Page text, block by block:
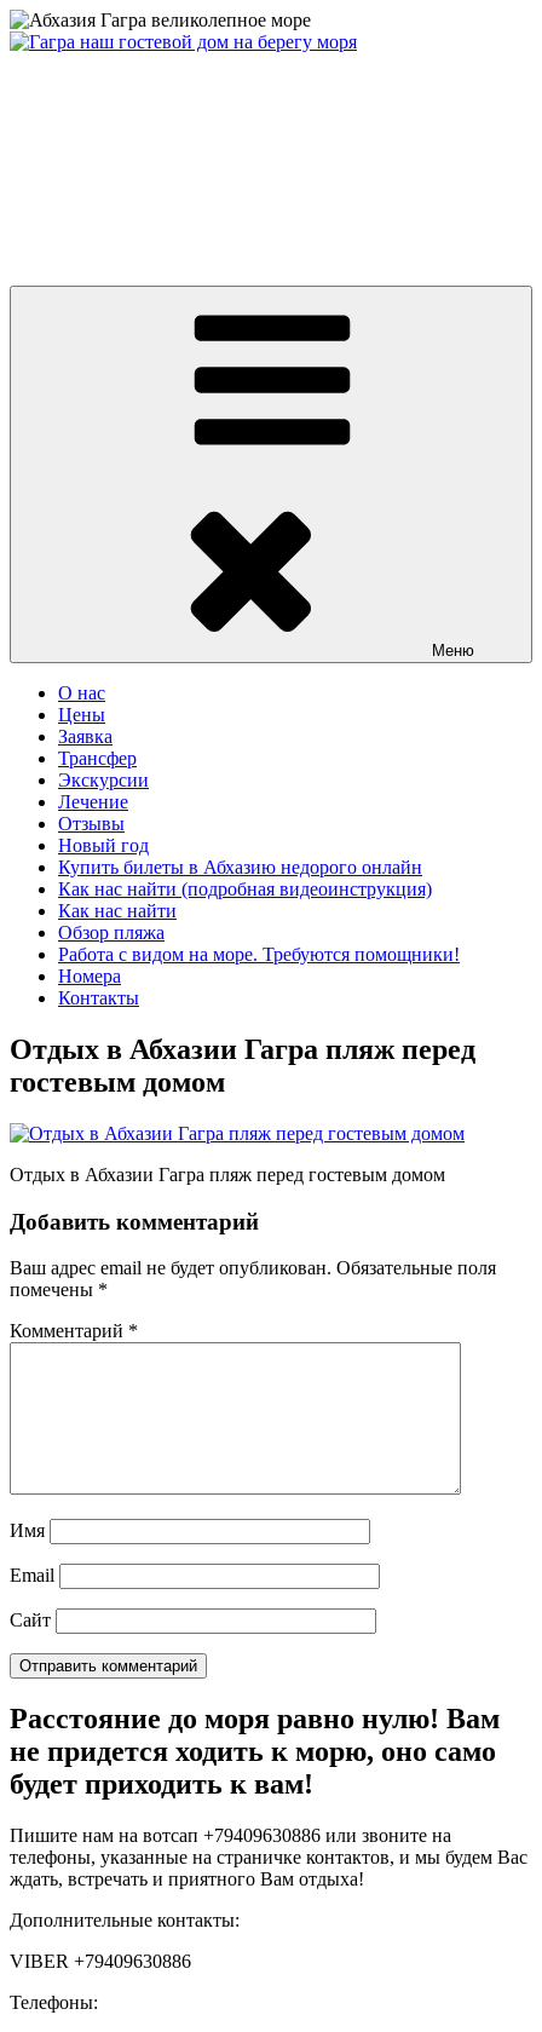
Перейти
к
Меню
О нас
Цены
Заявка
Трансфер
Экскурсии
Лечение
Отзывы
Новый год
Купить билеты в Абхазию недорого онлайн
Как нас найти (подробная видеоинструкция)
Как нас найти
Обзор пляжа
Работа с видом на море. Требуются помощники!
Номера
Контакты
Отдых в Абхазии Гагра пляж перед
гостевым домом
Отдых в Абхазии Гагра пляж перед гостевым домом
Добавить комментарий
Ваш адрес email не будет опубликован. Обязательные поля
помечены *
Комментарий *
Имя
Email
Сайт
Расстояние до моря равно нулю! Вам
не придется ходить к морю, оно само
будет приходить к вам!
Пишите нам на вотсап +79409630886 или звоните на
телефоны, указанные на страничке контактов, и мы будем Вас
ждать, встречать и приятного Вам отдыха!
Дополнительные контакты:
VIBER +79409630886
Телефоны: